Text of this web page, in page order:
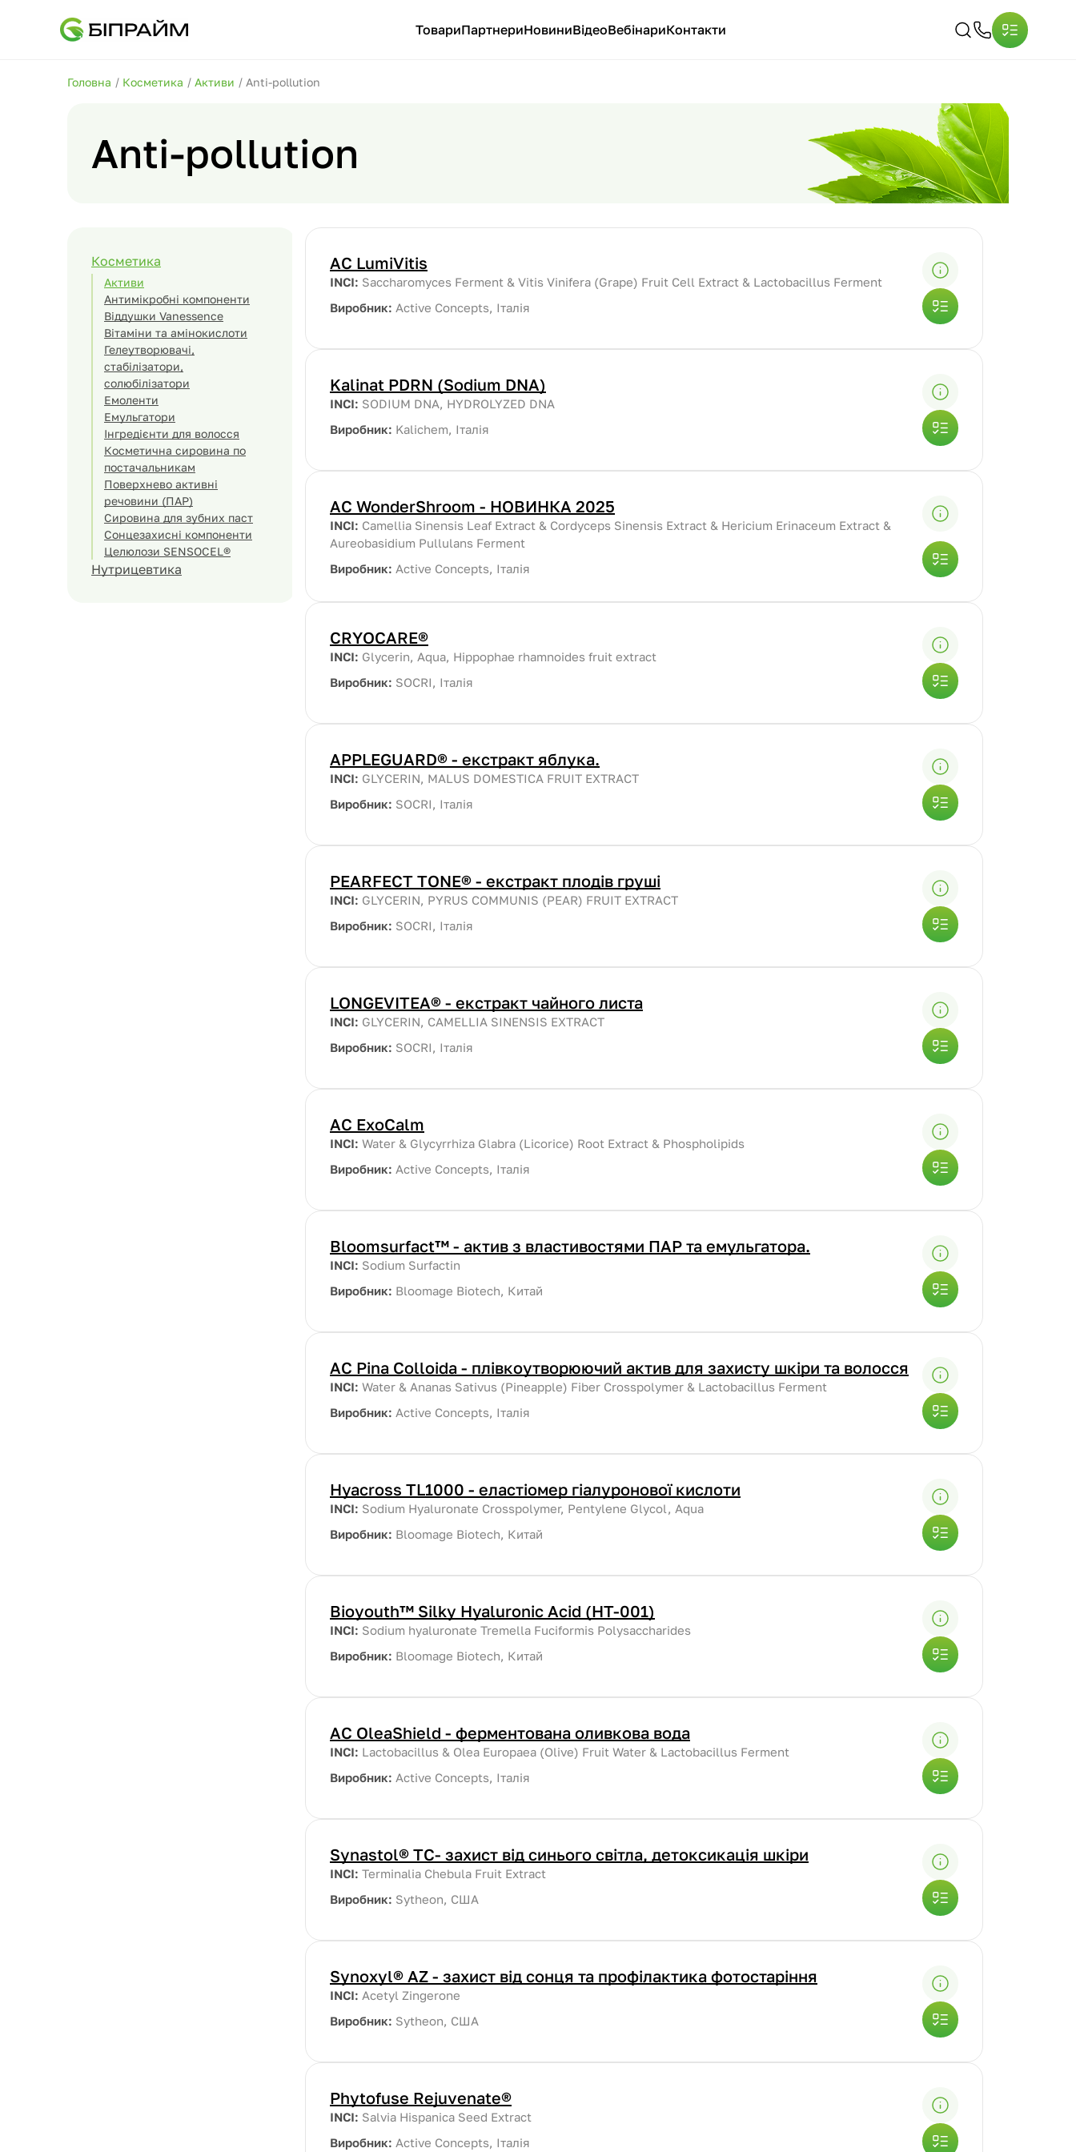
ТовариПартнериНовиниВідеоВебінариКонтакти
Головна / Косметика / Активи / Anti-pollution
Anti-pollution
Косметика
Активи
Антимікробні компоненти
Віддушки Vanessence
Вітаміни та амінокислоти
Гелеутворювачі,
стабілізатори,
солюбілізатори
Емоленти
Емульгатори
Інгредієнти для волосся
Косметична сировина по
постачальникам
Поверхнево активні
речовини (ПАР)
Сировина для зубних паст
Сонцезахисні компоненти
Целюлози SENSOCEL®
Нутрицевтика
AC LumiVitis
INCI: Saccharomyces Ferment & Vitis Vinifera (Grape) Fruit Cell Extract & Lactobacillus Ferment
Виробник: Active Conсepts, Італія
Kalinat PDRN (Sodium DNA)
INCI: SODIUM DNA, HYDROLYZED DNA
Виробник: Kalichem, Італія
AC WonderShroom - НОВИНКА 2025
INCI: Camellia Sinensis Leaf Extract & Cordyceps Sinensis Extract & Hericium Erinaceum Extract &
Aureobasidium Pullulans Ferment
Виробник: Active Concepts, Італія
CRYOCARE®
INCI: Glycerin, Aqua, Hippophae rhamnoides fruit extract
Виробник: SOCRI, Італія
APPLEGUARD® - екстракт яблука.
INCI: GLYCERIN, MALUS DOMESTICA FRUIT EXTRACT
Виробник: SOCRI, Італія
PEARFECT TONE® - екстракт плодів груші
INCI: GLYCERIN, PYRUS COMMUNIS (PEAR) FRUIT EXTRACT
Виробник: SOCRI, Італія
LONGEVITEA® - екстракт чайного листа
INCI: GLYCERIN, CAMELLIA SINENSIS EXTRACT
Виробник: SOCRI, Італія
AC ExoCalm
INCI: Water & Glycyrrhiza Glabra (Licorice) Root Extract & Phospholipids
Виробник: Active Concepts, Італія
Bloomsurfact™ - актив з властивостями ПАР та емульгатора.
INCI: Sodium Surfactin
Виробник: Bloomage Biotech, Китай
AC Pina Colloida - плівкоутворюючий актив для захисту шкіри та волосся
INCI: Water & Ananas Sativus (Pineapple) Fiber Crosspolymer & Lactobacillus Ferment
Виробник: Active Concepts, Італія
Hyacross TL1000 - еластіомер гіалуронової кислоти
INCI: Sodium Hyaluronate Crosspolymer, Pentylene Glycol, Aqua
Виробник: Bloomage Biotech, Китай
Bioyouth™ Silky Hyaluronic Acid (HT-001)
INCI: Sodium hyaluronate Tremella Fuciformis Polysaccharides
Виробник: Bloomage Biotech, Китай
AC OleaShield - ферментована оливкова вода
INCI: Lactobacillus & Olea Europaea (Olive) Fruit Water & Lactobacillus Ferment
Виробник: Active Concepts, Італія
Synastol® TC- захист від синього світла, детоксикація шкіри
INCI: Terminalia Chebula Fruit Extract
Виробник: Sytheon, США
Synoxyl® AZ - захист від сонця та профілактика фотостаріння
INCI: Acetyl Zingerone
Виробник: Sytheon, США
Phytofuse Rejuvenate®
INCI: Salvia Hispanica Seed Extract
Виробник: Active Concepts, Італія